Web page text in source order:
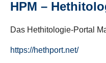
HPM –
Das Hethitologie-Portal
https://hethport.net/